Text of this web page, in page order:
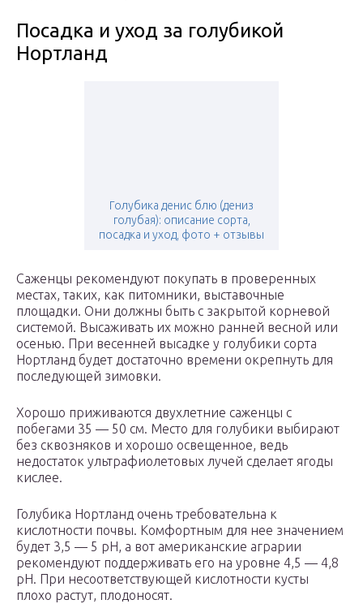
Посадка и уход за голубикой
Нортланд
Голубика денис блю (дениз
голубая): описание сорта,
посадка и уход, фото + отзывы
Саженцы рекомендуют покупать в проверенных
местах, таких, как питомники, выставочные
площадки. Они должны быть с закрытой корневой
системой. Высаживать их можно ранней весной или
осенью. При весенней высадке у голубики сорта
Нортланд будет достаточно времени окрепнуть для
последующей зимовки.
Хорошо приживаются двухлетние саженцы с
побегами 35 — 50 см. Место для голубики выбирают
без сквозняков и хорошо освещенное, ведь
недостаток ультрафиолетовых лучей сделает ягоды
кислее.
Голубика Нортланд очень требовательна к
кислотности почвы. Комфортным для нее значением
будет 3,5 — 5 pH, а вот американские аграрии
рекомендуют поддерживать его на уровне 4,5 — 4,8
pH. При несоответствующей кислотности кусты
плохо растут, плодоносят.